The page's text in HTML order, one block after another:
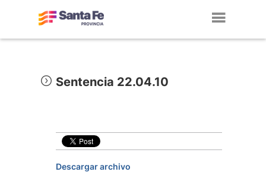
Sentencia 22.04.10
Descargar archivo